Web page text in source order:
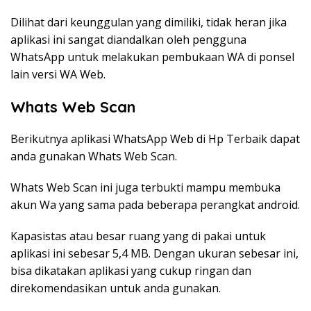
Dilihat dari keunggulan yang dimiliki, tidak heran jika
aplikasi ini sangat diandalkan oleh pengguna
WhatsApp untuk melakukan pembukaan WA di ponsel
lain versi WA Web.
Whats Web Scan
Berikutnya aplikasi WhatsApp Web di Hp Terbaik dapat
anda gunakan Whats Web Scan.
Whats Web Scan ini juga terbukti mampu membuka
akun Wa yang sama pada beberapa perangkat android.
Kapasistas atau besar ruang yang di pakai untuk
aplikasi ini sebesar 5,4 MB. Dengan ukuran sebesar ini,
bisa dikatakan aplikasi yang cukup ringan dan
direkomendasikan untuk anda gunakan.